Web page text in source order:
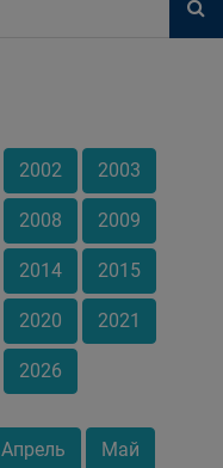
2002 2003
2008 2009
2014 2015
2020 2021
2026
Апрель Май